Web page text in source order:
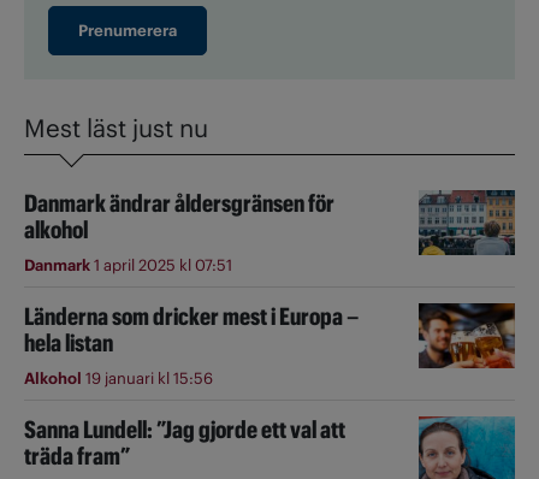
Prenumerera
Mest läst just nu
Danmark ändrar åldersgränsen för
alkohol
Danmark1 april 2025 kl 07:51
Länderna som dricker mest i Europa –
hela listan
Alkohol 19 januari kl 15:56
Sanna Lundell: ”Jag gjorde ett val att
träda fram”